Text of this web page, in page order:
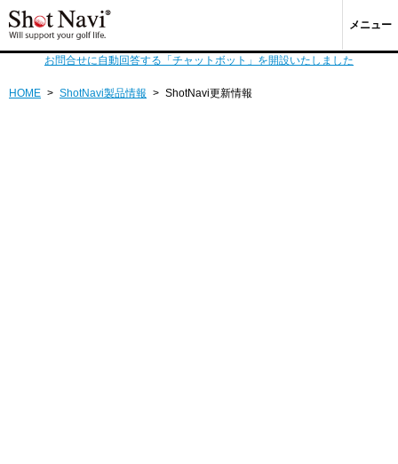
メニュー
お問合せに自動回答する「チャットボット」を開設いたしました
HOME > ShotNavi製品情報 > ShotNavi更新情報